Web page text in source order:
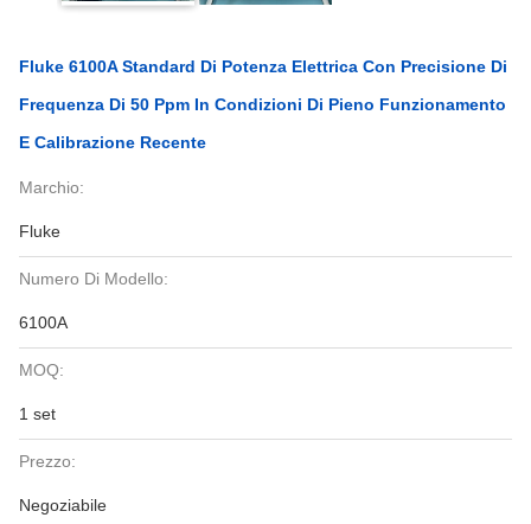
Fluke 6100A Standard Di Potenza Elettrica Con Precisione Di
Frequenza Di 50 Ppm In Condizioni Di Pieno Funzionamento
E Calibrazione Recente
Marchio:
Fluke
Numero Di Modello:
6100A
MOQ:
1 set
Prezzo:
Negoziabile